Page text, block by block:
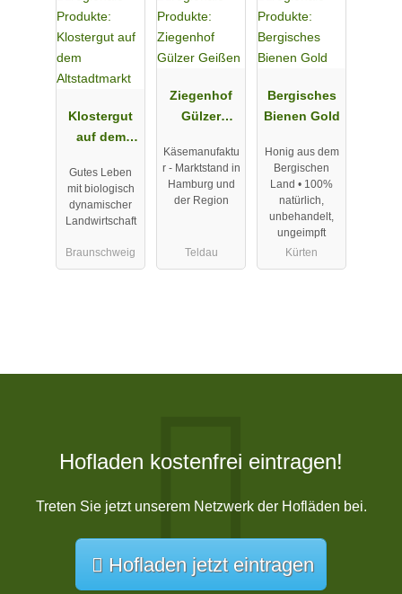
Klostergut
auf dem
t
Gutes Leben
mit biologisch
dynamischer
Landwirtschaft
Braunschweig
Ziegenhof
Gülzer
Käsemanufaktu
r - Marktstand in
Hamburg und
der Region
Teldau
Bergisches
Bienen Gold
Honig aus dem
Bergischen
Land • 100%
natürlich,
unbehandelt,
ungeimpft
Kürten
Hofladen kostenfrei eintragen!
Treten Sie jetzt unserem Netzwerk der Hofläden bei.
Hofladen jetzt eintragen